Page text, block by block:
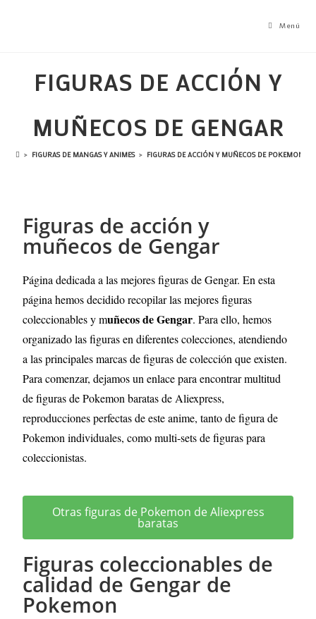
Menú
FIGURAS DE ACCIÓN Y
MUÑECOS DE GENGAR
> FIGURAS DE MANGAS Y ANIMES > FIGURAS DE ACCIÓN Y MUÑECOS DE POKEMON
Figuras de acción y
muñecos de Gengar
Página dedicada a las mejores figuras de Gengar. En esta
página hemos decidido recopilar las mejores figuras
coleccionables y muñecos de Gengar. Para ello, hemos
organizado las figuras en diferentes colecciones, atendiendo
a las principales marcas de figuras de colección que existen.
Para comenzar, dejamos un enlace para encontrar multitud
de figuras de Pokemon baratas de Aliexpress,
reproducciones perfectas de este anime, tanto de figura de
Pokemon individuales, como multi-sets de figuras para
coleccionistas.
Otras figuras de Pokemon de Aliexpress
baratas
Figuras coleccionables de
calidad de Gengar de
Pokemon